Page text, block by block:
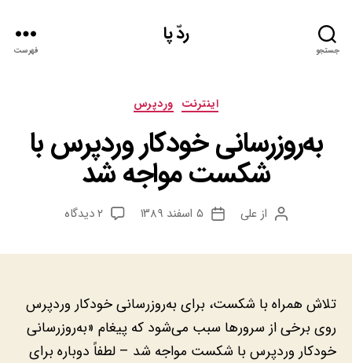
جستجو
ردّ پا
فهرست
دسته‌ها اينترنت وردپرس
به‌روزرسانی خودکار وردپرس با
شکست مواجه شد
نویسنده
ازعلی
تاریخ
۵ اسفند ۱۳۸۹ ۲ دیدگاه
برای
شکست
مواجه
شد
تلاش همراه با شکست، برای به‌روزرسانی خودکار وردپرس
روی برخی از سرورها سبب می‌شود که پیغام «به‌روزرسانی
خودکار وردپرس با شکست مواجه شد – لطفاً دوباره برای